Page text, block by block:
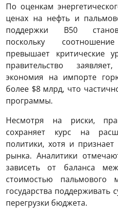
По оценкам
ценах на нефть и
поддержки B50
поскольку
превышает критические
правительство
экономия на импорте
более $8 млрд, что
программы.
Несмотря на риски,
сохраняет курс на
политики, хотя и
рынка. Аналитики
зависеть от баланса
стоимостью пальмового
государства поддерживать
перегрузки бюджета.